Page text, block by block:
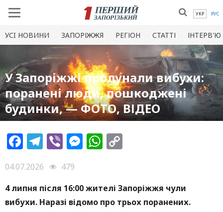
УКР РУС
УСI НОВИНИ ЗАПОРІЖЖЯ РЕГІОН СТАТТІ ІНТЕРВ'Ю
У Запоріжжі пролунали вибухи:
поранені люди, пошкоджені
будинки, — ФОТО, ВІДЕО
Facebook
Telegram
ViberMessenger
WhatsApp
04.07.2026
479
4 липня після 16:00 жителі Запоріжжя чули
вибухи. Наразі відомо про трьох поранених.